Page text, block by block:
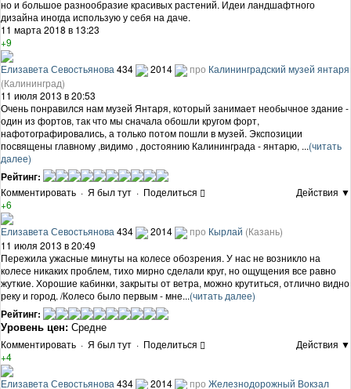
но и большое разнообразие красивых растений. Идеи ландшафтного
дизайна иногда использую у себя на даче.
11 марта 2018 в 13:23
+9
Елизавета Севостьянова 434 2014 про Калининградский музей янтаря
(Калининград)
11 июля 2013 в 20:53
Очень понравился нам музей Янтаря, который занимает необычное здание -
один из фортов, так что мы сначала обошли кругом форт,
нафотографировались, а только потом пошли в музей. Экспозиции
посвящены главному ,видимо , достоянию Калининграда - янтарю, ...(читать
далее)
Рейтинг:
Комментировать · Я был тут · Поделиться
Действия ▼
+6
Елизавета Севостьянова 434 2014 про Кырлай (Казань)
11 июля 2013 в 20:49
Пережила ужасные минуты на колесе обозрения. У нас не возникло на
колесе никаких проблем, тихо мирно сделали круг, но ощущения все равно
жуткие. Хорошие кабинки, закрыты от ветра, можно крутиться, отлично видно
реку и город. /Колесо было первым - мне...(читать далее)
Рейтинг:
Уровень цен: Средне
Комментировать · Я был тут · Поделиться
Действия ▼
+4
Елизавета Севостьянова 434 2014 про Железнодорожный Вокзал